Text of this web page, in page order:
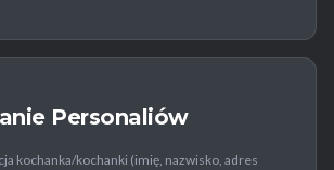
Personaliów
kochanka/kochanki (imię, nazwisko, adres